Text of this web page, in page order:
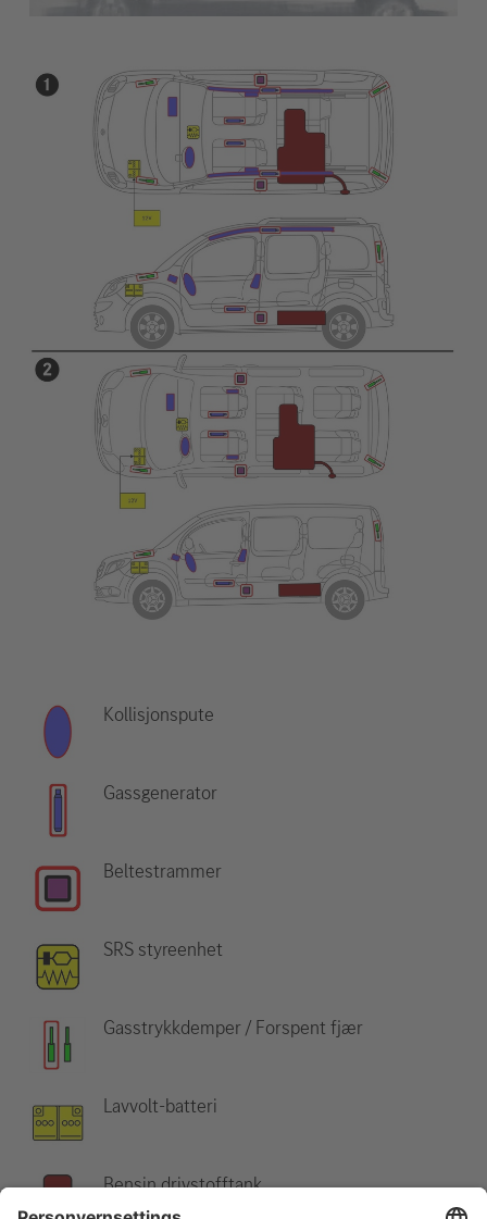
Kollisjonspute
Gassgenerator
Beltestrammer
SRS styreenhet
Gasstrykkdemper / Forspent fjær
Lavvolt-batteri
Bensin drivstofftank